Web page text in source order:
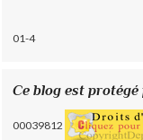
01-4
Ce blog est
00039812